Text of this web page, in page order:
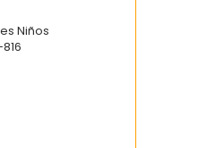
Niños